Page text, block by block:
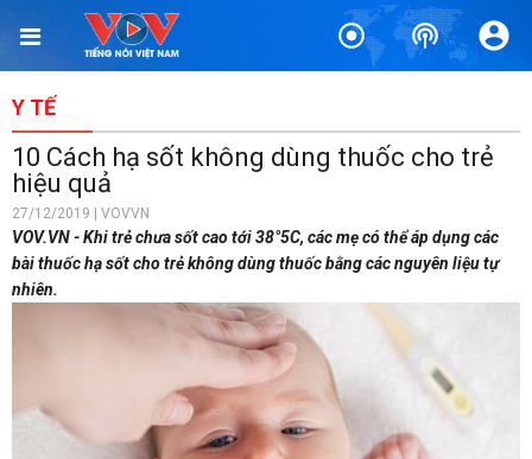
Y TẾ
10 Cách hạ sốt không dùng thuốc cho trẻ
hiệu quả
27/12/2019 | VOVVN
VOV.VN - Khi trẻ chưa sốt cao tới 38°5C, các mẹ có thể áp dụng các
bài thuốc hạ sốt cho trẻ không dùng thuốc bằng các nguyên liệu tự
nhiên.